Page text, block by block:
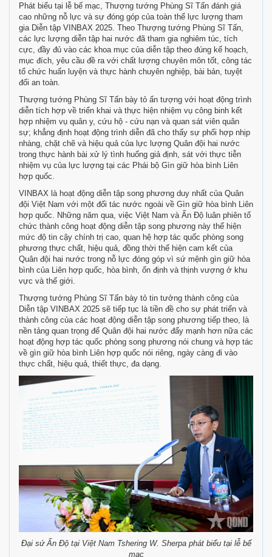
Phát biểu tại lễ bế mạc, Thượng tướng Phùng Sĩ Tấn đánh giá
cao những nỗ lực và sự đóng góp của toàn thể lực lượng tham
gia Diễn tập VINBAX 2025. Theo Thượng tướng Phùng Sĩ Tấn,
các lực lượng diễn tập hai nước đã tham gia nghiêm túc, tích
cực, đầy đủ vào các khoa mục của diễn tập theo đúng kế hoạch,
mục đích, yêu cầu đề ra với chất lượng chuyên môn tốt, công tác
tổ chức huấn luyện và thực hành chuyên nghiệp, bài bản, tuyệt
đối an toàn.
Thượng tướng Phùng Sĩ Tấn bày tỏ ấn tượng với hoạt động trình
diễn tích hợp về triển khai và thực hiện nhiệm vụ công binh kết
hợp nhiệm vụ quân y, cứu hộ - cứu nạn và quan sát viên quân
sự; khẳng định hoạt động trình diễn đã cho thấy sự phối hợp nhịp
nhàng, chặt chẽ và hiệu quả của lực lượng Quân đội hai nước
trong thực hành bài xử lý tình huống giả định, sát với thực tiễn
nhiệm vụ của lực lượng tại các Phái bộ Gìn giữ hòa bình Liên
hợp quốc.
VINBAX là hoạt động diễn tập song phương duy nhất của Quân
đội Việt Nam với một đối tác nước ngoài về Gìn giữ hòa bình Liên
hợp quốc. Những năm qua, việc Việt Nam và Ấn Độ luân phiên tổ
chức thành công hoạt động diễn tập song phương này thể hiện
mức độ tin cậy chính trị cao, quan hệ hợp tác quốc phòng song
phương thực chất, hiệu quả, đồng thời thể hiện cam kết của
Quân đội hai nước trong nỗ lực đóng góp vì sứ mệnh gìn giữ hòa
bình của Liên hợp quốc, hòa bình, ổn định và thịnh vượng ở khu
vực và thế giới.
Thượng tướng Phùng Sĩ Tấn bày tỏ tin tưởng thành công của
Diễn tập VINBAX 2025 sẽ tiếp tục là tiền đề cho sự phát triển và
thành công của các hoạt động diễn tập song phương tiếp theo, là
nền tảng quan trọng để Quân đội hai nước đẩy mạnh hơn nữa các
hoạt động hợp tác quốc phòng song phương nói chung và hợp tác
về gìn giữ hòa bình Liên hợp quốc nói riêng, ngày càng đi vào
thực chất, hiệu quả, thiết thực, đa dạng.
Đại sứ Ấn Độ tại Việt Nam Tshering W. Sherpa phát biểu tại lễ bế
mạc